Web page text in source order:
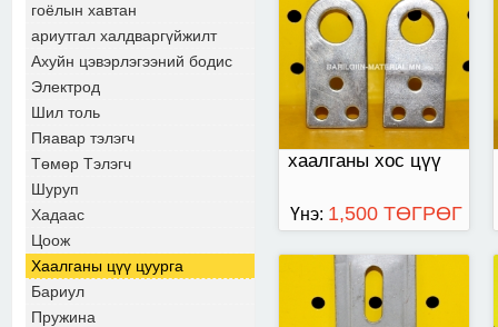
гоёлын хавтан
ариутгал халдваргүйжилт
Ахуйн цэвэрлэгээний бодис
Электрод
Шил толь
Пяавар тэлэгч
Төмөр Тэлэгч
Шуруп
Хадаас
Цоож
Хаалганы цүү цуурга
Бариул
Пружина
хаалганы хос цүү
Үнэ: 1,500 ТӨГРӨГ
цүү дунд
цүү 65мм